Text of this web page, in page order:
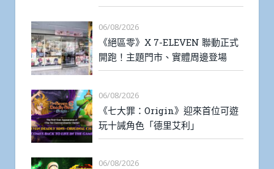
06/08/2026
《絕區零》X 7-ELEVEN 聯動正式
開跑！主題門市、實體周邊登場
06/08/2026
《七大罪：Origin》迎來首位可遊
玩十誡角色「德里艾利」
06/08/2026